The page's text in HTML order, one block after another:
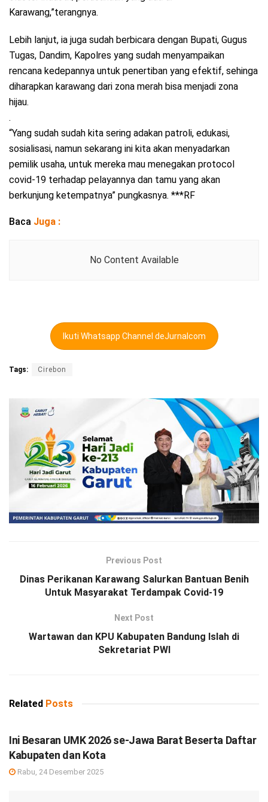
Karawang,”terangnya.
Lebih lanjut, ia juga sudah berbicara dengan Bupati, Gugus
Tugas, Dandim, Kapolres yang sudah menyampaikan
rencana kedepannya untuk penertiban yang efektif, sehinga
diharapkan karawang dari zona merah bisa menjadi zona
hijau.
.
“Yang sudah sudah kita sering adakan patroli, edukasi,
sosialisasi, namun sekarang ini kita akan menyadarkan
pemilik usaha, untuk mereka mau menegakan protocol
covid-19 terhadap pelayannya dan tamu yang akan
berkunjung ketempatnya” pungkasnya. ***RF
Baca Juga :
No Content Available
Ikuti Whatsapp Channel deJurnalcom
Tags: Cirebon
Previous Post
Dinas Perikanan Karawang Salurkan Bantuan Benih
Untuk Masyarakat Terdampak Covid-19
Next Post
Wartawan dan KPU Kabupaten Bandung Islah di
Sekretariat PWI
Related Posts
Ini Besaran UMK 2026 se-Jawa Barat Beserta Daftar
Kabupaten dan Kota
Rabu, 24 Desember 2025